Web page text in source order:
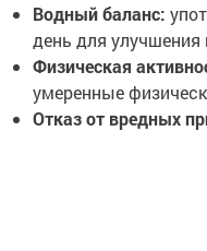
Водный баланс:
день для улучшения
Физическая
умеренные
Отказ от вредных